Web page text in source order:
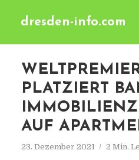
dresden-info.com
PLATZIERT
AUF
23. Dezember 2021 2 Min.